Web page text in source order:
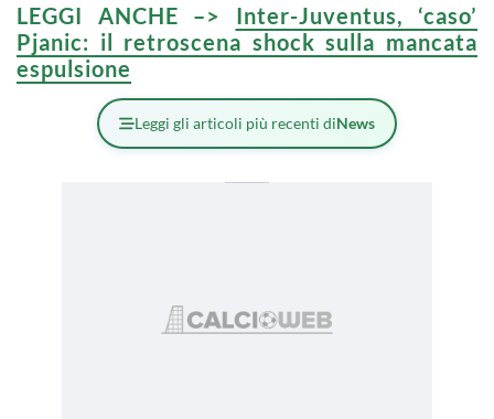
LEGGI ANCHE –>
Inter-Juventus, ‘caso’
Pjanic: il retroscena shock sulla mancata
espulsione
Leggi gli articoli più recenti diNews